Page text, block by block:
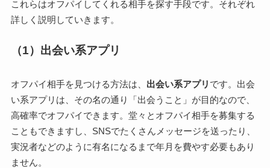
これらはオフパイしてくれる相手を探す手段です。それぞれ
詳しく説明していきます。
（1）出会い系アプリ
オフパイ相手を見つける方法は、 出会い系アプリ です。出会
い系アプリは、その名の通り「出会うこと」が目的なので、
高確率でオフパイできます。堂々とオフパイ相手を募集する
こともできますし、SNSでたくさんメッセージを送ったり、
実況者などのように有名になるまで年月を費やす必要もあり
ません。